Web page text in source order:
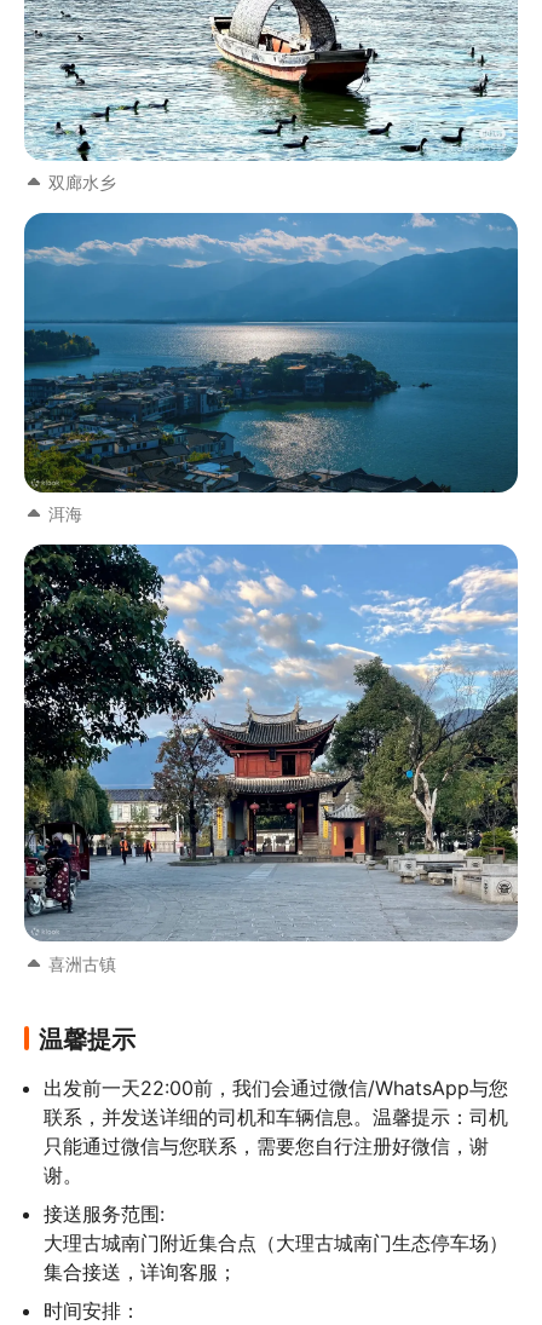
双廊水乡
洱海
喜洲古镇
温馨提示
出发前一天22:00前，我们会通过微信/WhatsApp与您
联系，并发送详细的司机和车辆信息。温馨提示：司机
只能通过微信与您联系，需要您自行注册好微信，谢
谢。
接送服务范围:
大理古城南门附近集合点（大理古城南门生态停车场）
集合接送，详询客服；
时间安排：